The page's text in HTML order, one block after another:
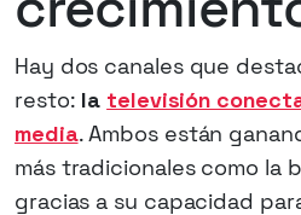
Hay dos canales que
resto: la televisión
media. Ambos están
más tradicionales como la
gracias a su capacidad